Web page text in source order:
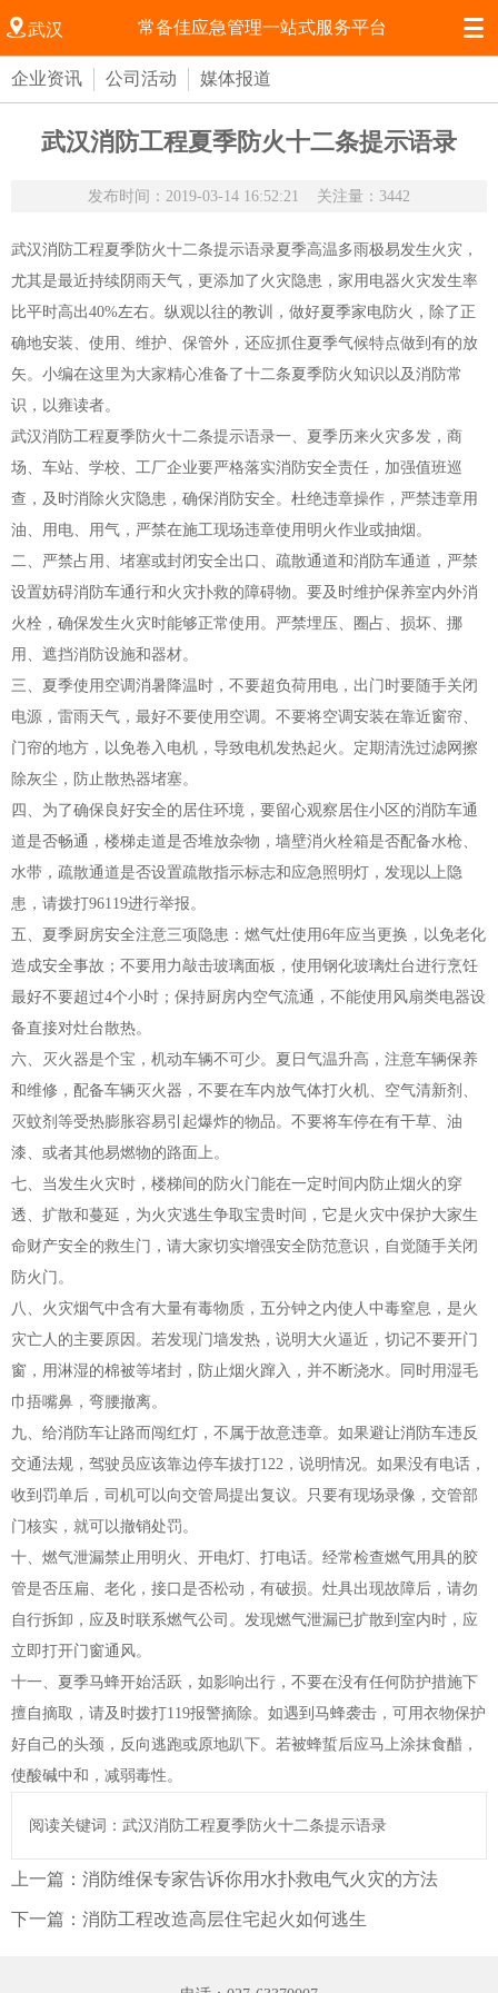
常备佳应急管理一站式服务平台
武汉 
企业资讯 公司活动 媒体报道
武汉消防工程夏季防火十二条提示语录
发布时间：2019-03-14 16:52:21 关注量：3442
武汉消防工程夏季防火十二条提示语录夏季高温多雨极易发生火灾，
尤其是最近持续阴雨天气，更添加了火灾隐患，家用电器火灾发生率
比平时高出40%左右。纵观以往的教训，做好夏季家电防火，除了正
确地安装、使用、维护、保管外，还应抓住夏季气候特点做到有的放
矢。小编在这里为大家精心准备了十二条夏季防火知识以及消防常
识，以雍读者。
武汉消防工程夏季防火十二条提示语录一、夏季历来火灾多发，商
场、车站、学校、工厂企业要严格落实消防安全责任，加强值班巡
查，及时消除火灾隐患，确保消防安全。杜绝违章操作，严禁违章用
油、用电、用气，严禁在施工现场违章使用明火作业或抽烟。
二、严禁占用、堵塞或封闭安全出口、疏散通道和消防车通道，严禁
设置妨碍消防车通行和火灾扑救的障碍物。要及时维护保养室内外消
火栓，确保发生火灾时能够正常使用。严禁埋压、圈占、损坏、挪
用、遮挡消防设施和器材。
三、夏季使用空调消暑降温时，不要超负荷用电，出门时要随手关闭
电源，雷雨天气，最好不要使用空调。不要将空调安装在靠近窗帘、
门帘的地方，以免卷入电机，导致电机发热起火。定期清洗过滤网擦
除灰尘，防止散热器堵塞。
四、为了确保良好安全的居住环境，要留心观察居住小区的消防车通
道是否畅通，楼梯走道是否堆放杂物，墙壁消火栓箱是否配备水枪、
水带，疏散通道是否设置疏散指示标志和应急照明灯，发现以上隐
患，请拨打96119进行举报。
五、夏季厨房安全注意三项隐患：燃气灶使用6年应当更换，以免老化
造成安全事故；不要用力敲击玻璃面板，使用钢化玻璃灶台进行烹饪
最好不要超过4个小时；保持厨房内空气流通，不能使用风扇类电器设
备直接对灶台散热。
六、灭火器是个宝，机动车辆不可少。夏日气温升高，注意车辆保养
和维修，配备车辆灭火器，不要在车内放气体打火机、空气清新剂、
灭蚊剂等受热膨胀容易引起爆炸的物品。不要将车停在有干草、油
漆、或者其他易燃物的路面上。
七、当发生火灾时，楼梯间的防火门能在一定时间内防止烟火的穿
透、扩散和蔓延，为火灾逃生争取宝贵时间，它是火灾中保护大家生
命财产安全的救生门，请大家切实增强安全防范意识，自觉随手关闭
防火门。
八、火灾烟气中含有大量有毒物质，五分钟之内使人中毒窒息，是火
灾亡人的主要原因。若发现门墙发热，说明大火逼近，切记不要开门
窗，用淋湿的棉被等堵封，防止烟火蹿入，并不断浇水。同时用湿毛
巾捂嘴鼻，弯腰撤离。
九、给消防车让路而闯红灯，不属于故意违章。如果避让消防车违反
交通法规，驾驶员应该靠边停车拔打122，说明情况。如果没有电话，
收到罚单后，司机可以向交管局提出复议。只要有现场录像，交管部
门核实，就可以撤销处罚。
十、燃气泄漏禁止用明火、开电灯、打电话。经常检查燃气用具的胶
管是否压扁、老化，接口是否松动，有破损。灶具出现故障后，请勿
自行拆卸，应及时联系燃气公司。发现燃气泄漏已扩散到室内时，应
立即打开门窗通风。
十一、夏季马蜂开始活跃，如影响出行，不要在没有任何防护措施下
擅自摘取，请及时拨打119报警摘除。如遇到马蜂袭击，可用衣物保护
好自己的头颈，反向逃跑或原地趴下。若被蜂蜇后应马上涂抹食醋，
使酸碱中和，减弱毒性。
阅读关键词：武汉消防工程夏季防火十二条提示语录
上一篇： 消防维保专家告诉你用水扑救电气火灾的方法
下一篇： 消防工程改造高层住宅起火如何逃生